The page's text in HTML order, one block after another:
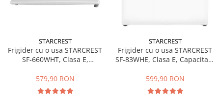
STARCREST
Frigider cu o usa STARCREST
SF-660WHT, Clasa E,
579,90 RON
STARCREST
Frigider cu o usa STARCREST
SF-83WHE, Clasa E, Capacitate
Compartiment gheata, H 85
cm, Alb
599,90 RON